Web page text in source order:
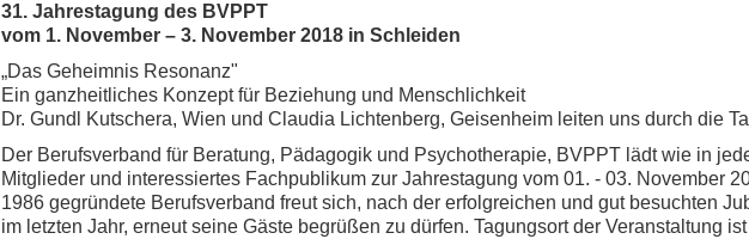
31. Jahrestagung des BVPPT
vom 1. November – 3. November 2018 in Schleiden
„Das Geheimnis Resonanz"
Ein ganzheitliches Konzept für Beziehung und Menschlichkeit
Dr. Gundl Kutschera, Wien und Claudia Lichtenberg, Geisenheim leiten uns durch die
Der Berufsverband für Beratung, Pädagogik und Psychotherapie, BVPPT lädt wie in
Mitglieder und interessiertes Fachpublikum zur Jahrestagung vom 01. - 03. November
1986 gegründete Berufsverband freut sich, nach der erfolgreichen und gut besuchten
im letzten Jahr, erneut seine Gäste begrüßen zu dürfen. Tagungsort der Veranstaltung